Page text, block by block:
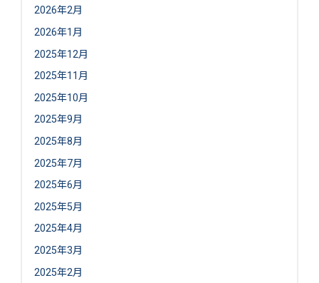
2026年2月
2026年1月
2025年12月
2025年11月
2025年10月
2025年9月
2025年8月
2025年7月
2025年6月
2025年5月
2025年4月
2025年3月
2025年2月